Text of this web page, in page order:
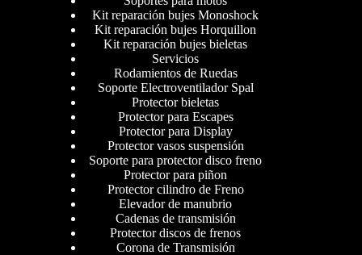
Kit reparación bujes Monoshock
Kit reparación bujes Horquillon
Kit reparación bujes bieletas
Servicios
Rodamientos de Ruedas
Soporte Electroventilador Spal
Protector bieletas
Protector para Escapes
Protector para Display
Protector vasos suspensión
Soporte para protector disco freno
Protector para piñon
Protector cilindro de Freno
Elevador de manubrio
Cadenas de transmisión
Protector discos de frenos
Corona de Transmisión